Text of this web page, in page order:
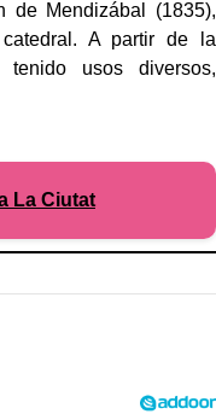
de Mendizábal (1835),
A partir de la
usos diversos,
La Ciutat